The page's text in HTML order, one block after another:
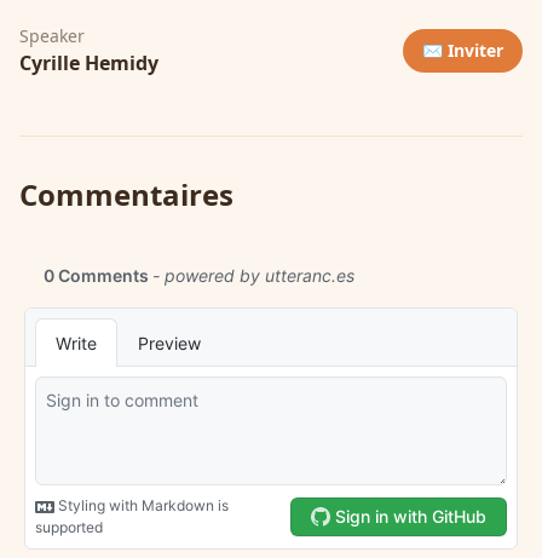
Speaker
Cyrille Hemidy ✉️ Inviter
Commentaires